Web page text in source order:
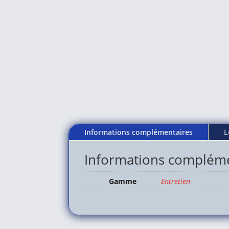
Informations complémentaires
Informations
Gamme Entretien